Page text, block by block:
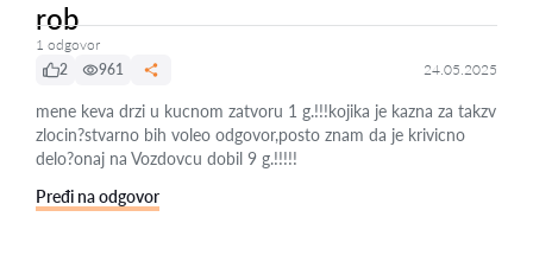
rob
1 odgovor
2
961 24.05.2025
mene keva drzi u kucnom zatvoru 1 g.!!!kojika je kazna za takzv
zlocin?stvarno bih voleo odgovor,posto znam da je krivicno
delo?onaj na Vozdovcu dobil 9 g.!!!!!
Pređi na odgovor